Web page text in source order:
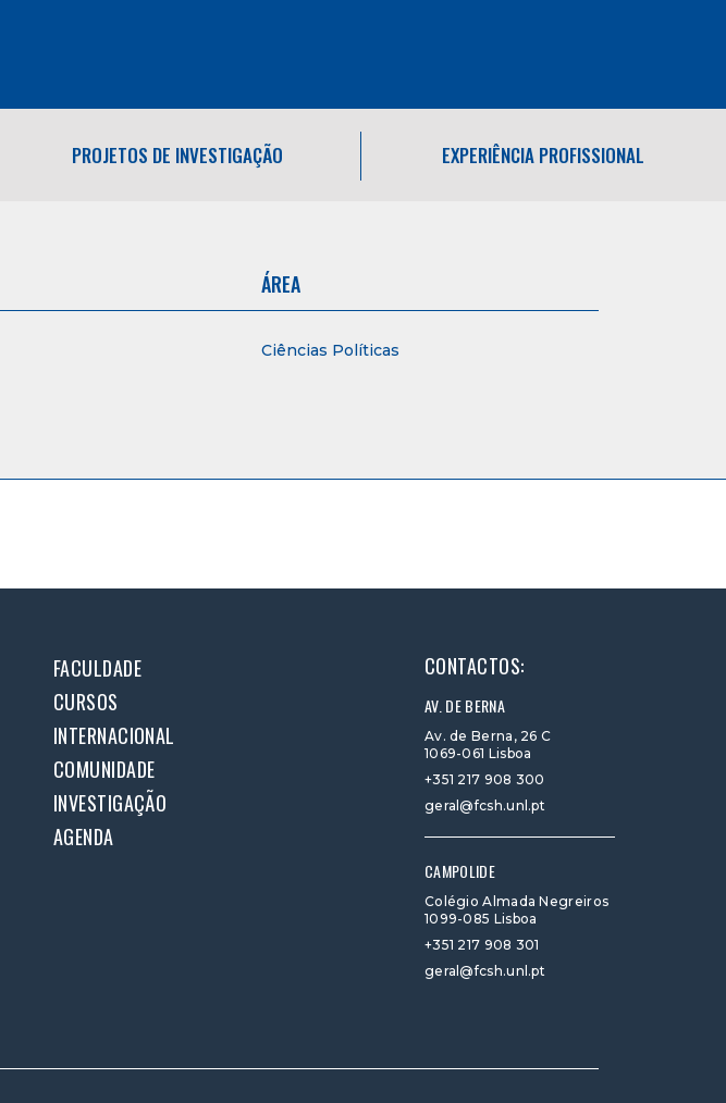
PROJETOS DE INVESTIGAÇÃO EXPERIÊNCIA PROFISSIONAL
ÁREA
Ciências Políticas
FACULDADE
CURSOS
INTERNACIONAL
COMUNIDADE
INVESTIGAÇÃO
AGENDA
CONTACTOS:
AV. DE BERNA
Av. de Berna, 26 C
1069-061 Lisboa
+351 217 908 300
geral@fcsh.unl.pt
CAMPOLIDE
Colégio Almada Negreiros
1099-085 Lisboa
+351 217 908 301
geral@fcsh.unl.pt